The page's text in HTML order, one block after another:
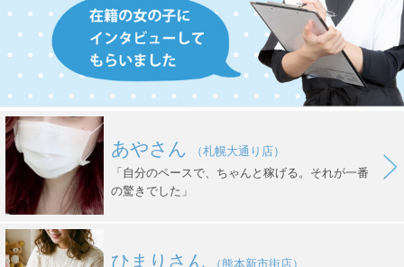
あやさん
（札幌大通り店）
「自分のペースで、ちゃんと稼げる。それが一番
の驚きでした」
ひまりさん
（熊本新市街店）